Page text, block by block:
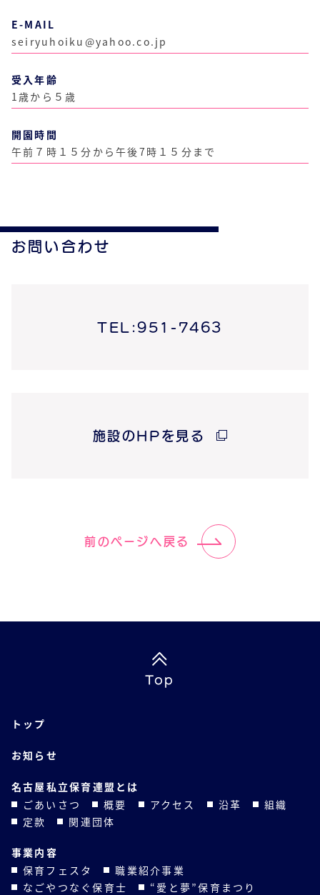
E-MAIL
seiryuhoiku@yahoo.co.jp
受入年齢
1歳から５歳
開園時間
午前７時１５分から午後7時１５分まで
お問い合わせ
TEL:951-7463
施設のHPを見る
前のページへ戻る
Top
トップ
お知らせ
名古屋私立保育連盟とは
ごあいさつ
概要 アクセス 沿革
組織
定款
関連団体
事業内容
保育フェスタ
職業紹介事業
なごやつなぐ保育士
“愛と夢”保育まつり